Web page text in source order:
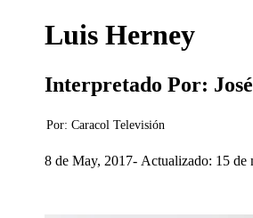
Luis Herney
Interpretado Por:
Por: Caracol Televisión
8 de May, 2017 Actualizado: 15 de